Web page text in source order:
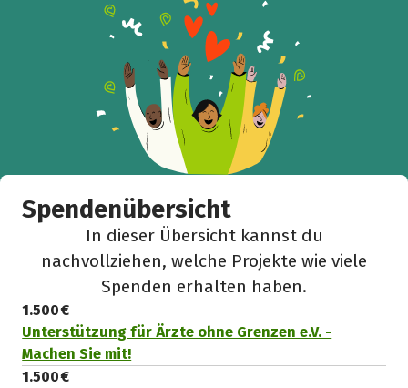
Spendenübersicht
In dieser Übersicht kannst du
nachvollziehen, welche Projekte wie viele
Spenden erhalten haben.
1.500 €
Unterstützung für Ärzte ohne Grenzen e.V. -
Machen Sie mit!
1.500 €